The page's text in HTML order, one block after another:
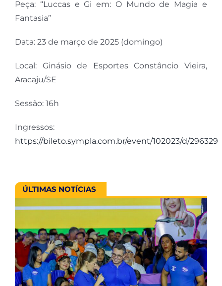
Peça: “Luccas e Gi em: O Mundo de Magia e
Fantasia”
Data: 23 de março de 2025 (domingo)
Local: Ginásio de Esportes Constâncio Vieira,
Aracaju/SE
Sessão: 16h
Ingressos:
https://bileto.sympla.com.br/event/102023/d/296329
ÚLTIMAS NOTÍCIAS